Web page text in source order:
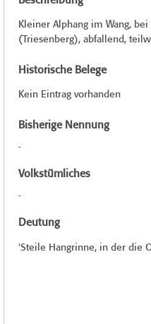
Kleiner Alphang im Wang,
(Triesenberg), abfallend,
Historische Belege
Kein Eintrag vorhanden
Bisherige Nennung
-
Volkstümliches
-
Deutung
'Steile Hangrinne, in der die